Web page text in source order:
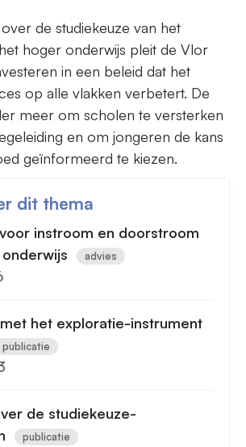
de studiekeuze van het
hoger onderwijs pleit de Vlor
in een beleid dat het
op alle vlakken verbetert. De
meer om scholen te versterken
en om jongeren de kans
geïnformeerd te kiezen.
dit thema
instroom en doorstroom
advies
het exploratie-instrument
publicatie
de studiekeuze-
publicatie